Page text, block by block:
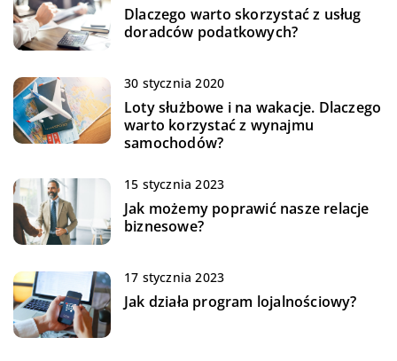
Dlaczego warto skorzystać z usług
doradców podatkowych?
30 stycznia 2020
Loty służbowe i na wakacje. Dlaczego
warto korzystać z wynajmu
samochodów?
15 stycznia 2023
Jak możemy poprawić nasze relacje
biznesowe?
17 stycznia 2023
Jak działa program lojalnościowy?